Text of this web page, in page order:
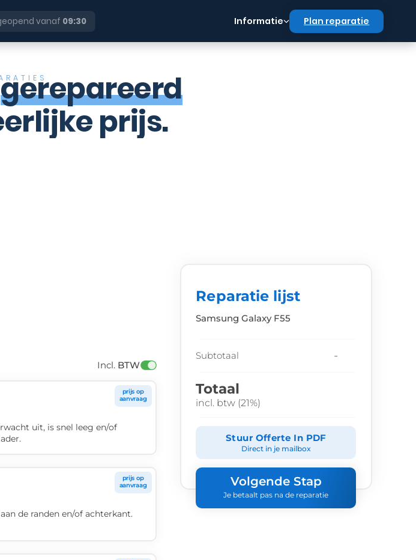
vanaf 09:30 Informatie Plan reparatie
gerepareerd
prijs.
Incl. BTW
prijs op
aanvraag
uit, is snel leeg en/of
prijs op
aanvraag
de randen en/of achterkant.
Reparatie lijst
Samsung Galaxy F55
Subtotaal -
Totaal
incl. btw (21%)
Stuur Offerte In PDF
Direct in je mailbox
Volgende Stap
Je betaalt pas na de reparatie